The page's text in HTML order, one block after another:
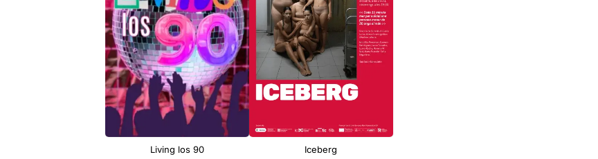
Living los 90 Iceberg